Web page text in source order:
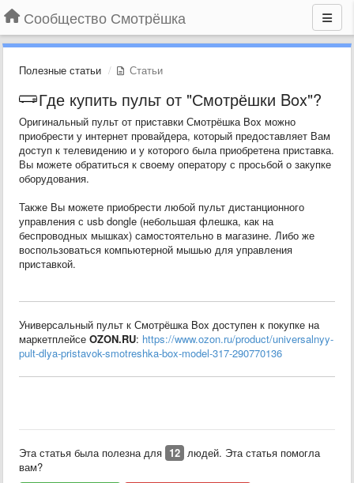
Сообщество Смотрёшка
Полезные статьи Статьи
Где купить пульт от "Смотрёшки Box"?
Оригинальный пульт от приставки Смотрёшка Box можно
приобрести у интернет провайдера, который предоставляет Вам
доступ к телевидению и у которого была приобретена приставка.
Вы можете обратиться к своему оператору с просьбой о закупке
оборудования.
Также Вы можете приобрести любой пульт дистанционного
управления с usb dongle (небольшая флешка, как на
беспроводных мышках) самостоятельно в магазине. Либо же
воспользоваться компьютерной мышью для управления
приставкой.
Универсальный пульт к Смотрёшка Box доступен к покупке на
маркетплейсе OZON.RU: https://www.ozon.ru/product/universalnyy-
pult-dlya-pristavok-smotreshka-box-model-317-290770136
Эта статья была полезна для 12 людей. Эта статья помогла
вам?